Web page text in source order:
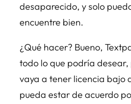
desaparecido, y solo
encuentre bien.
¿Qué hacer? Bueno,
todo lo que podría
vaya a tener licencia bajo
pueda estar de acuerdo